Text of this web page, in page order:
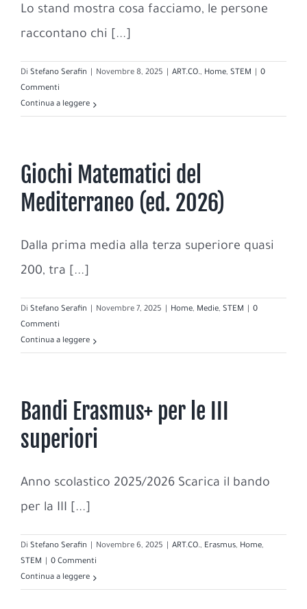
Lo stand mostra cosa facciamo, le persone
raccontano chi [...]
Di Stefano Serafin Novembre 8, 2025 ART.CO., Home, STEM
0
Commenti
Continua a leggere
Giochi Matematici del
Mediterraneo (ed. 2026)
Dalla prima media alla terza superiore quasi
200, tra [...]
Di Stefano Serafin Novembre 7, 2025 Home, Medie, STEM
0
Commenti
Continua a leggere
Bandi Erasmus+ per le III
superiori
Anno scolastico 2025/2026 Scarica il bando
per la III [...]
Di Stefano Serafin Novembre 6, 2025 ART.CO., Erasmus, Home,
STEM
0 Commenti
Continua a leggere